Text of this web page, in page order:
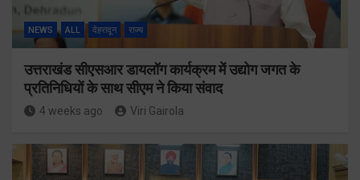
NEWS ALL देहरादून राज्य
उत्तराखंड सीएसआर डायलॉग कार्यक्रम में उद्योग जगत के
प्रतिनिधियों के साथ सीएम ने किया संवाद
4 weeks ago Viri Gairola